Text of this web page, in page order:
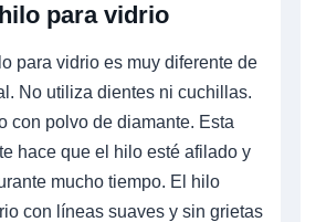
para vidrio
para vidrio es muy diferente de
No utiliza dientes ni cuchillas.
con polvo de diamante. Esta
hace que el hilo esté afilado y
mucho tiempo. El hilo
con líneas suaves y sin grietas